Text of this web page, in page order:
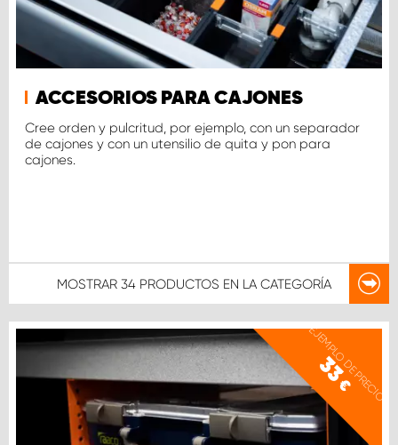
ACCESORIOS PARA CAJONES
Cree orden y pulcritud, por ejemplo, con un separador
de cajones y con un utensilio de quita y pon para
cajones.
MOSTRAR 34 PRODUCTOS EN LA CATEGORÍA
EJEMPLO DE PRECIO
33
€